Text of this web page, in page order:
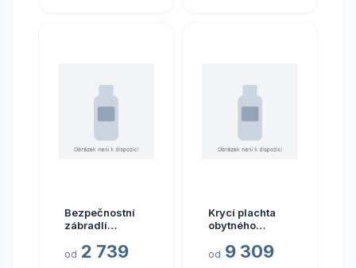
Bezpečnostní
zábradlí
Security
od 2 739
Krycí plachta
obytného
EuroTrail délka
od 9 309